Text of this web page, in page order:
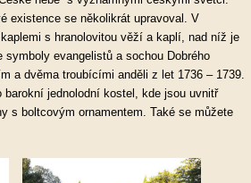
existence se několikrát upravoval. V
s hranolovitou věží a kaplí, nad níž je
evangelistů a sochou Dobrého
a dvěma troubícími anděli z let 1736 – 1739.
jednolodní kostel, kde jsou uvnitř
s boltcovým ornamentem. Také se můžete